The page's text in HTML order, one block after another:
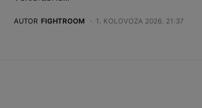
AUTOR FIGHTROOM 1. KOLOVOZA 2026. 21:37